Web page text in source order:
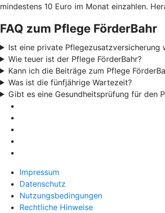
mindestens 10 Euro im Monat einzahlen.
FAQ zum Pflege FörderBahr
Ist eine private
Wie teuer ist der Pflege FörderBahr?
Kann ich die Beiträge zum Pflege
Was ist die fünfjährige Wartezeit?
Gibt es eine Gesundheitsprüfung für den
Impressum
Datenschutz
Nutzungsbedingungen
Rechtliche Hinweise